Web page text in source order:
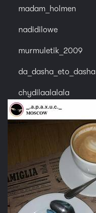
madam_holmen
nadidilowe
murmuletik_2009
da_dasha_eto_dasha
chydilaalalala